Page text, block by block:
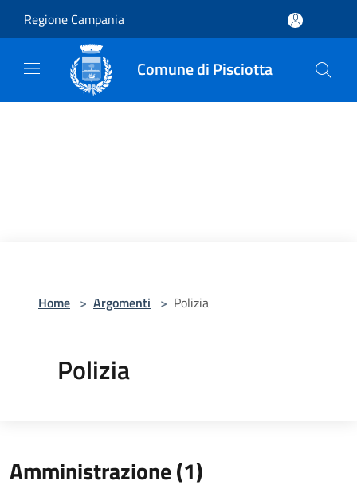
Regione Campania
Comune di Pisciotta
Home > Argomenti > Polizia
Polizia
Amministrazione (1)